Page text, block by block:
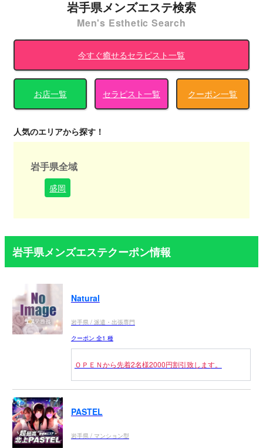
岩手県メンズエステ検索
Men's Esthetic Search
今すぐ癒せるセラピスト一覧
お店一覧 セラピスト一覧 クーポン一覧
人気のエリアから探す！
岩手県全域
盛岡
岩手県メンズエステクーポン情報
Natural
岩手県 / 派遣・出張専門
クーポン 全1 種
ＯＰＥＮから先着2名様2000円割引致します。
PASTEL
岩手県 / マンション型